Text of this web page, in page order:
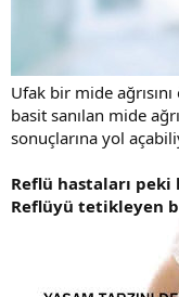
Ufak bir mide
basit sanılan mide
sonuçlarına yol
Reflü hastaları peki
Reflüyü tetikleyen